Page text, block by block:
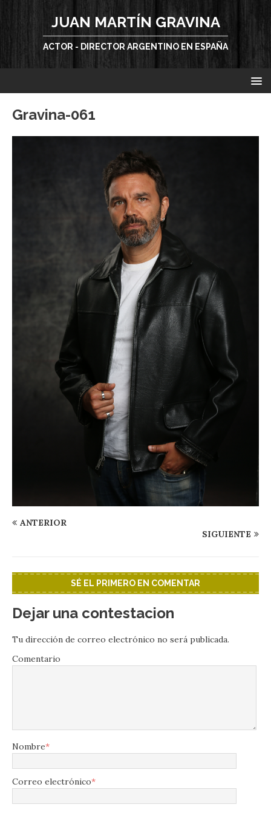
JUAN MARTÍN GRAVINA
ACTOR - DIRECTOR ARGENTINO EN ESPAÑA
Gravina-061
ANTERIOR
SIGUIENTE
SÉ EL PRIMERO EN COMENTAR
Dejar una contestacion
Tu dirección de correo electrónico no será publicada.
Comentario
Nombre*
Correo electrónico*